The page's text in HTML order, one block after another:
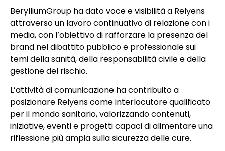
BerylliumGroup ha dato voce e visibilità a Relyens
attraverso un lavoro continuativo di relazione con i
media, con l’obiettivo di rafforzare la presenza del
brand nel dibattito pubblico e professionale sui
temi della sanità, della responsabilità civile e della
gestione del rischio.
L’attività di comunicazione ha contribuito a
posizionare Relyens come interlocutore qualificato
per il mondo sanitario, valorizzando contenuti,
iniziative, eventi e progetti capaci di alimentare una
riflessione più ampia sulla sicurezza delle cure.